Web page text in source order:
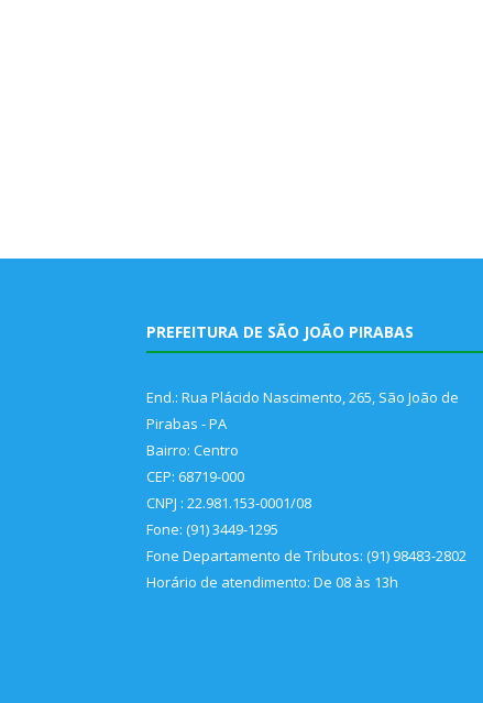
PREFEITURA DE SÃO JOÃO PIRABAS
End.: Rua Plácido Nascimento, 265, São João de
Pirabas - PA
Bairro: Centro
CEP: 68719-000
CNPJ : 22.981.153-0001/08
Fone: (91) 3449-1295
Fone Departamento de Tributos: (91) 98483-2802
Horário de atendimento: De 08 às 13h